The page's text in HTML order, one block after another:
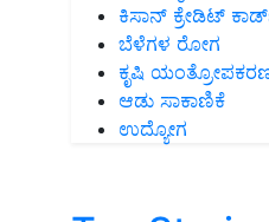
ಕಿಸಾನ್ ಕ್ರೇಡಿಟ್
ಬೆಳೆಗಳ ರೋಗ
ಕೃಷಿ
ಆಡು ಸಾಕಾಣಿಕೆ
ಉದ್ಯೋಗ